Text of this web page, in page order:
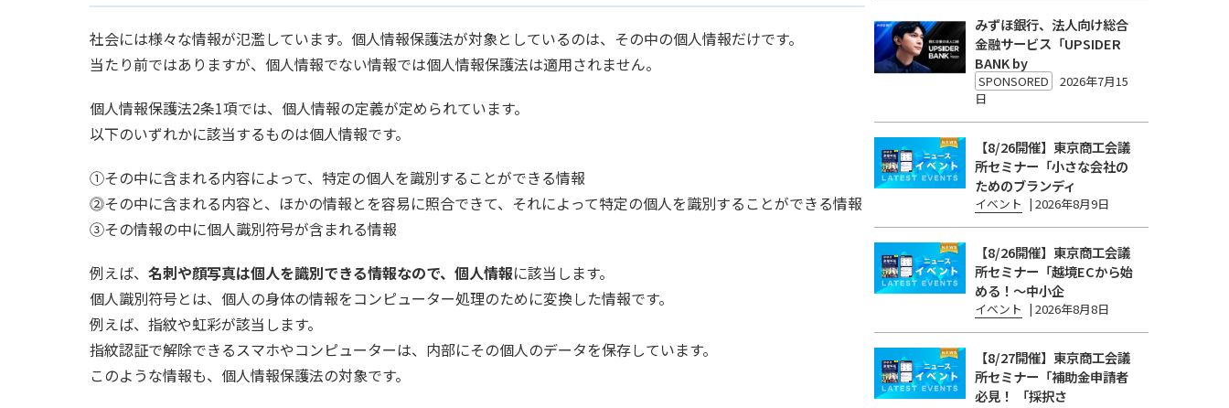
社会には様々な情報が氾濫しています。個人情報保護法が対象としているのは、その中の個人情報だけです。
当たり前ではありますが、個人情報でない情報では個人情報保護法は適用されません。
個人情報保護法2条1項では、個人情報の定義が定められています。
以下のいずれかに該当するものは個人情報です。
①その中に含まれる内容によって、特定の個人を識別することができる情報
⓶その中に含まれる内容と、ほかの情報とを容易に照合できて、それによって特定の個人を識別することができる情報
③その情報の中に個人識別符号が含まれる情報
例えば、 名刺や顔写真は個人を識別できる情報なので、個人情報に該当します。
個人識別符号とは、個人の身体の情報をコンピューター処理のために変換した情報です。
例えば、指紋や虹彩が該当します。
指紋認証で解除できるスマホやコンピューターは、内部にその個人のデータを保存しています。
このような情報も、個人情報保護法の対象です。
みずほ銀行、法人向け総合
金融サービス「UPSIDER
BANK by
SPONSORED
2026年7月15
日
【8/26開催】東京商工会議
所セミナー「小さな会社の
ためのブランディ
イベント | 2026年8月9日
【8/26開催】東京商工会議
所セミナー「越境ECから始
める！〜中小企
イベント | 2026年8月8日
【8/27開催】東京商工会議
所セミナー「補助金申請者
必見！ 「採択さ